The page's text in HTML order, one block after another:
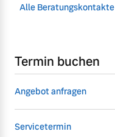
Alle Beratungskontakte
Termin buchen
Angebot anfragen
Servicetermin